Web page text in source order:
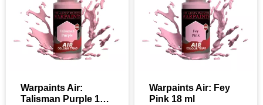
Warpaints Air:
Talisman Purple 18
Warpaints Air: Fey
Pink 18 ml